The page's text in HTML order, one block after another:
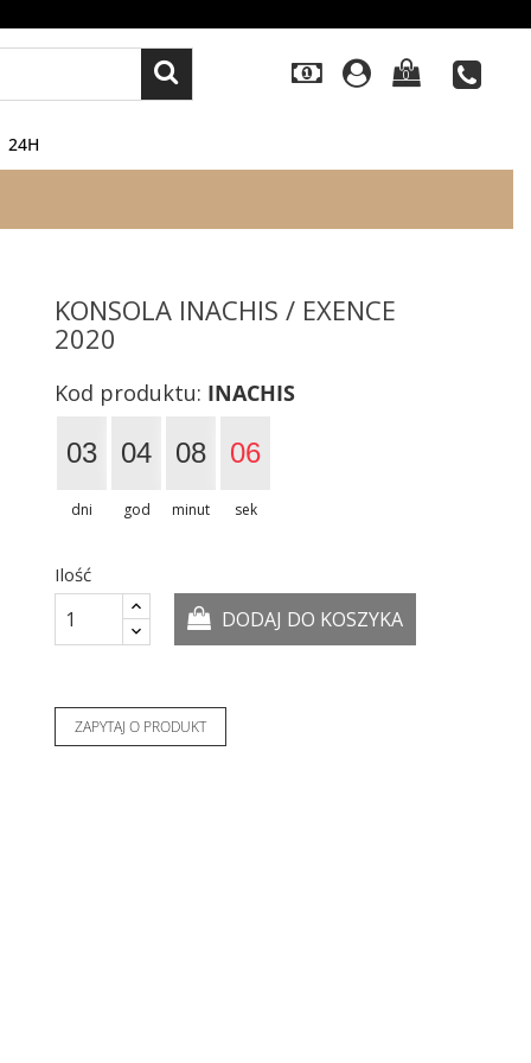
0
24H
KONSOLA INACHIS / EXENCE
2020
Kod produktu: INACHIS
03
dni
04
god
08
minut
05
sek
Ilość
DODAJ DO KOSZYKA
ZAPYTAJ O PRODUKT